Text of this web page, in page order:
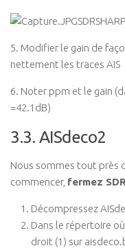
5. Modifier le gain de
nettement les traces AIS
6. Noter ppm et le gain
=42.1dB)
3.3. AISdeco2
Nous sommes tout près
commencer, fermez
Décompressez
Dans le répertoire
droit (1) sur